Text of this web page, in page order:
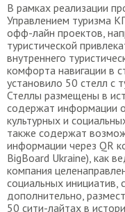
В рамках реализации
Управлением туризма
офф-лайн проектов,
туристической
внутреннего
комфорта навигации в
установило 50 стелл с
Стеллы размещены в
содержат информации
культурных и
также содержат
информации через QR
BigBoard Ukraine), как
компания
социальных инициатив,
дополнительно,
50 сити-лайтах в